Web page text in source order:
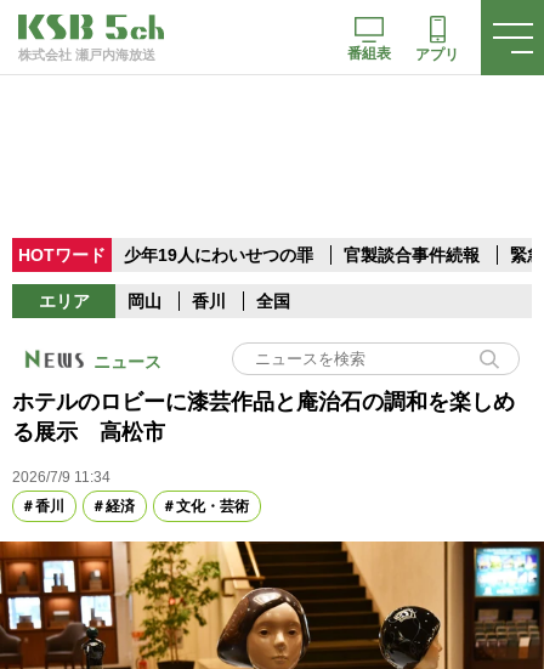
株式会社 瀬戸内海放送 番組表 アプリ
HOTワード 少年19人にわいせつの罪 官製談合事件続報 緊
エリア 岡山 香川 全国
ニュース
ホテルのロビーに漆芸作品と庵治石の調和を楽しめ
る展示 高松市
2026/7/9 11:34
香川
経済 文化・芸術